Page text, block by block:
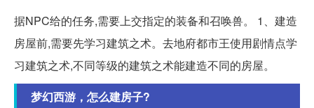
据NPC给的任务,需要上交指定的装备和召唤兽。 1、建造
房屋前,需要先学习建筑之术。去地府都市王使用剧情点学
习建筑之术,不同等级的建筑之术能建造不同的房屋。
梦幻西游，怎么建房子?